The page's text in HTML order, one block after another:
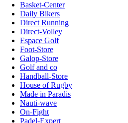
Basket-Center
Daily Bikers
Direct Running
Direct-Volley
Espace Golf
Foot-Store
Galop-Store
Golf and co
Handball-Store
House of Rugby
Made in Paradis
Nauti-wave
On-Fight
Padel-Expert